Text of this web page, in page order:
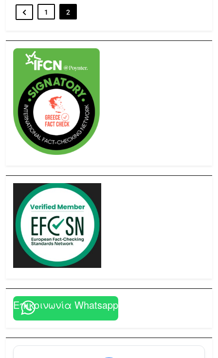
1 2
Επικοινωνία Whatsapp